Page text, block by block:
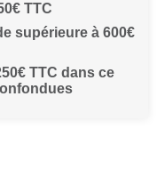
TTC
supérieure à 600€
TTC dans ce